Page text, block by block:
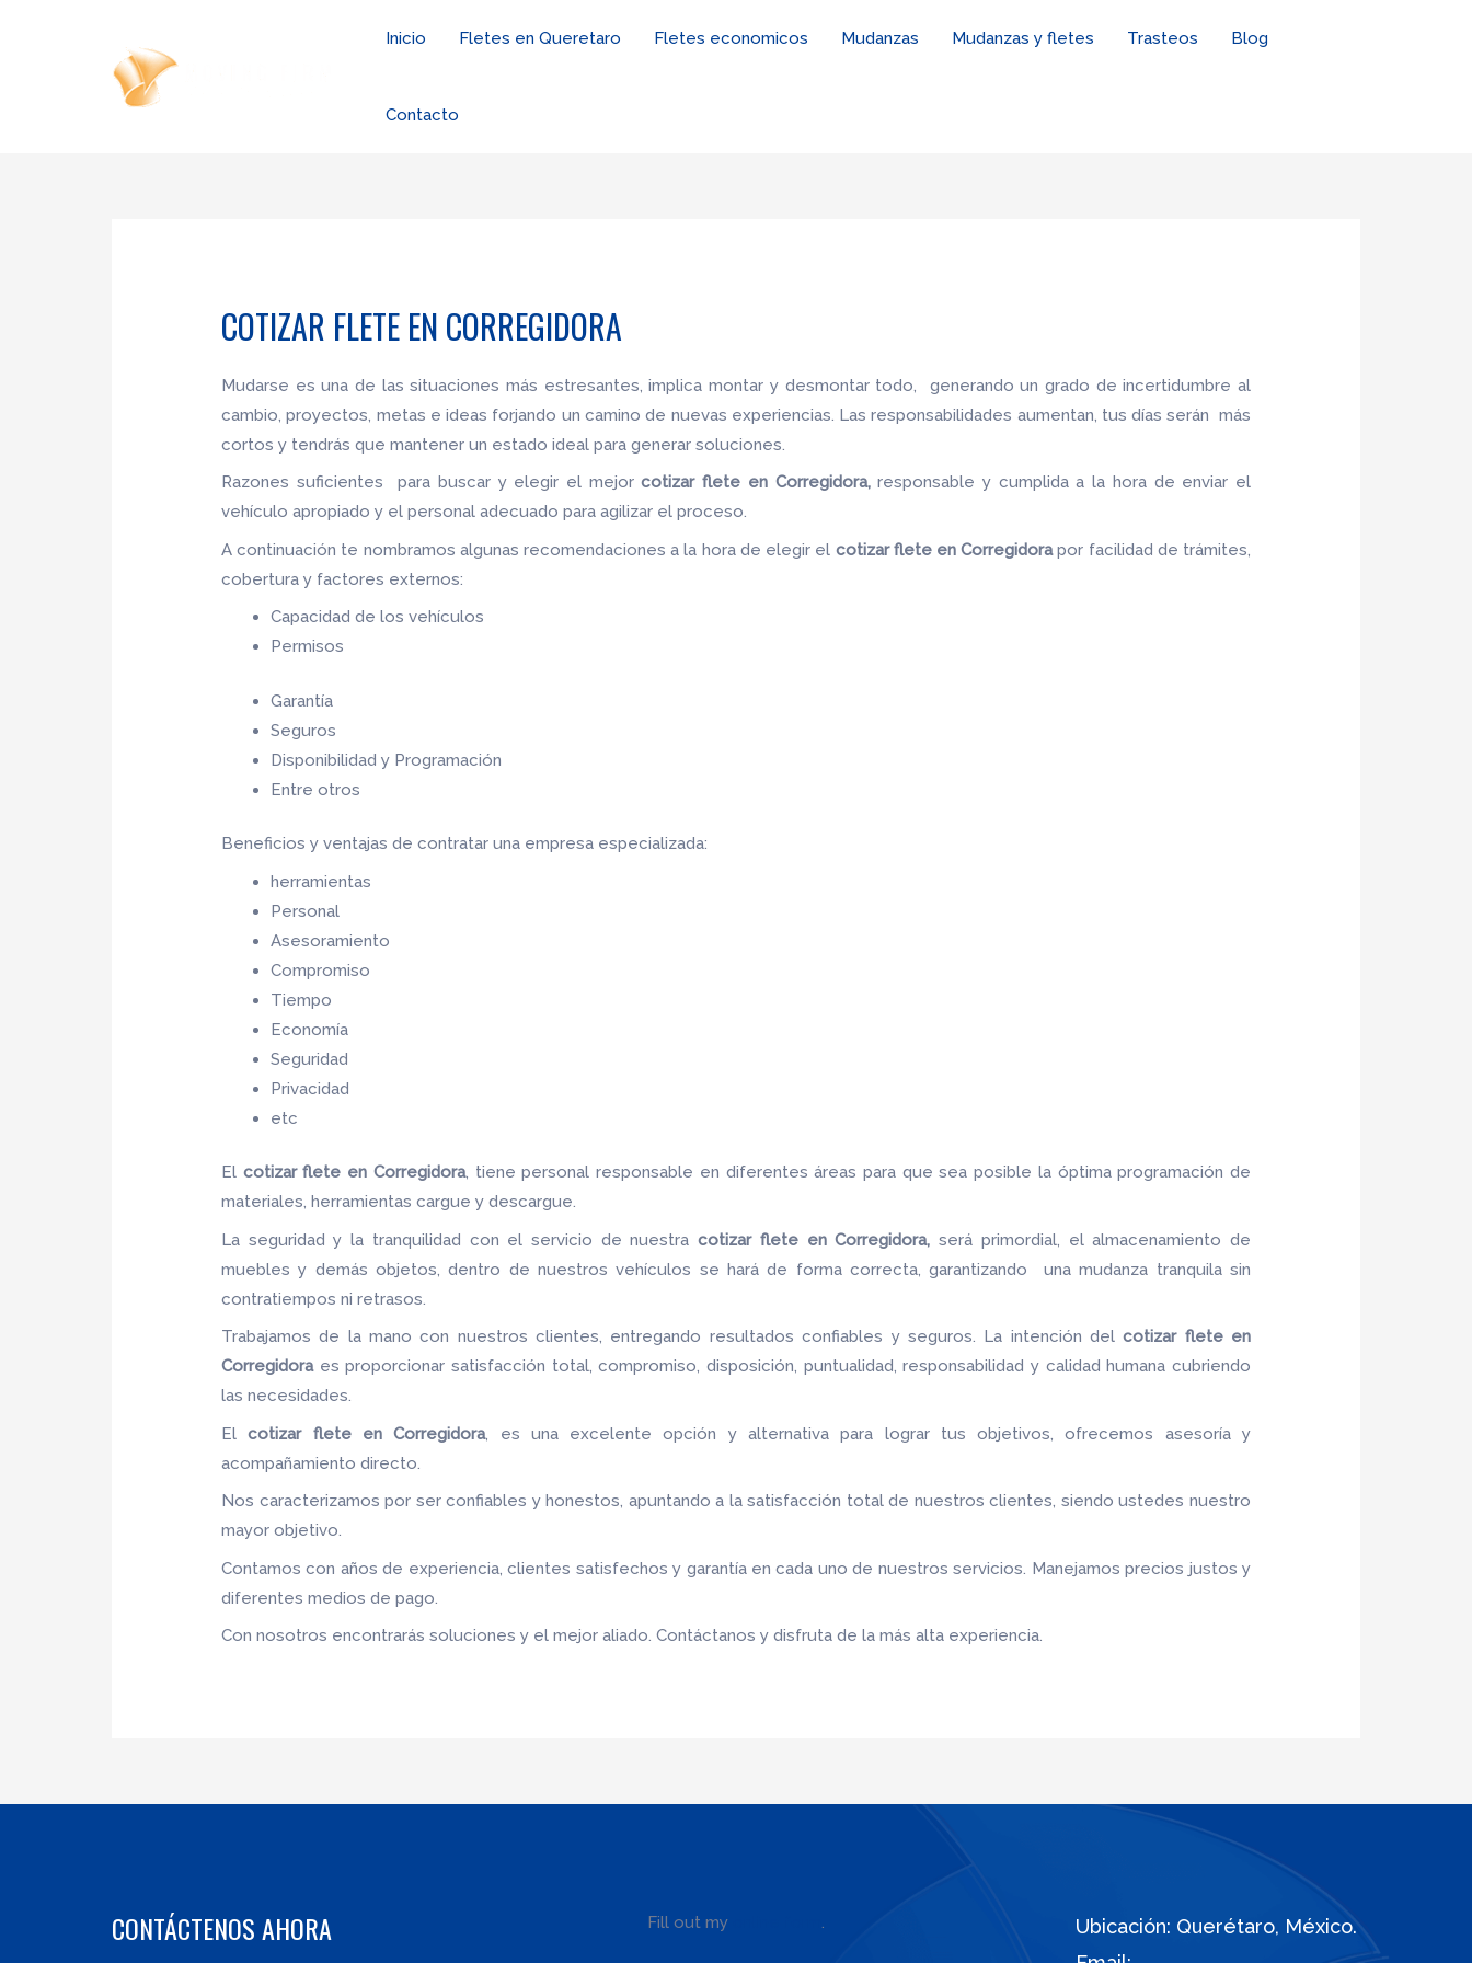
Inicio Fletes en Queretaro Fletes economicos Mudanzas Mudanzas y fletes Trasteos Blog
Contacto
COTIZAR FLETE EN CORREGIDORA
Mudarse es una de las situaciones más estresantes, implica montar y desmontar todo, generando un grado de incertidumbre al
cambio, proyectos, metas e ideas forjando un camino de nuevas experiencias. Las responsabilidades aumentan, tus días serán más
cortos y tendrás que mantener un estado ideal para generar soluciones.
Razones suficientes para buscar y elegir el mejorcotizar flete en Corregidora,responsable y cumplida a la hora de enviar el
vehículo apropiado y el personal adecuado para agilizar el proceso.
A continuación te nombramos algunas recomendaciones a la hora de elegir el cotizar fleteen Corregidorapor facilidad de trámites,
cobertura y factores externos:
Capacidad de los vehículos
Permisos
Garantía
Seguros
Disponibilidad y Programación
Entre otros
Beneficios y ventajas de contratar una empresa especializada:
herramientas
Personal
Asesoramiento
Compromiso
Tiempo
Economía
Seguridad
Privacidad
etc
El cotizar flete en Corregidora, tiene personal responsable en diferentes áreas para que sea posible la óptima programación de
materiales, herramientas cargue y descargue.
La seguridad y la tranquilidad con el servicio de nuestracotizar fleteen Corregidora,será primordial, el almacenamiento de
muebles y demás objetos, dentro de nuestros vehículos se hará de forma correcta, garantizando una mudanza tranquila sin
contratiempos ni retrasos.
Trabajamos de la mano con nuestros clientes, entregando resultados confiables y seguros. La intención delcotizar fleteen
Corregidoraes proporcionar satisfacción total, compromiso, disposición, puntualidad, responsabilidad y calidad humana cubriendo
las necesidades.
Elcotizar fleteen Corregidora, es una excelente opción y alternativa para lograr tus objetivos, ofrecemos asesoría y
acompañamiento directo.
Nos caracterizamos por ser confiables y honestos, apuntando a la satisfacción total de nuestros clientes, siendo ustedes nuestro
mayor objetivo.
Contamos con años de experiencia, clientes satisfechos y garantía en cada uno de nuestros servicios. Manejamos precios justos y
diferentes medios de pago.
Con nosotros encontrarás soluciones y el mejor aliado.Contáctanos y disfruta de la más alta experiencia.
CONTÁCTENOS AHORA Fill out my .
Ubicación: Querétaro, México.